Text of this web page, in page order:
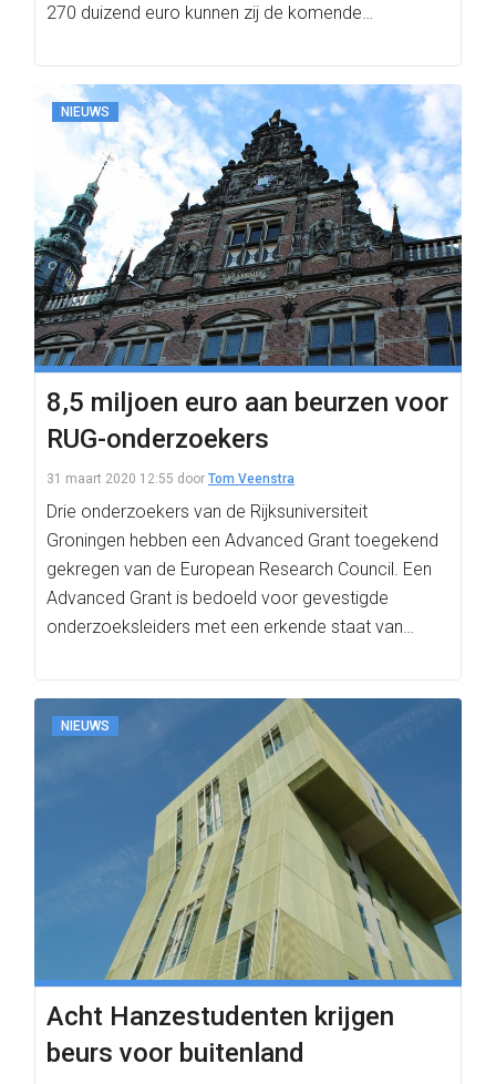
270 duizend euro kunnen zij de komende…
NIEUWS
8,5 miljoen euro aan beurzen voor
RUG-onderzoekers
31 maart 2020 12:55 door Tom Veenstra
Drie onderzoekers van de Rijksuniversiteit
Groningen hebben een Advanced Grant toegekend
gekregen van de European Research Council. Een
Advanced Grant is bedoeld voor gevestigde
onderzoeksleiders met een erkende staat van…
NIEUWS
Acht Hanzestudenten krijgen
beurs voor buitenland